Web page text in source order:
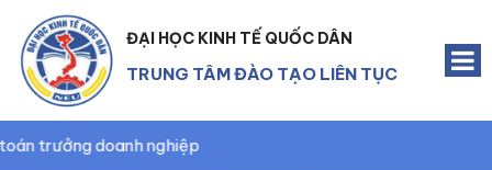
ĐẠI HỌC KINH TẾ QUỐC DÂN
TRUNG TÂM ĐÀO TẠO LIÊN TỤC